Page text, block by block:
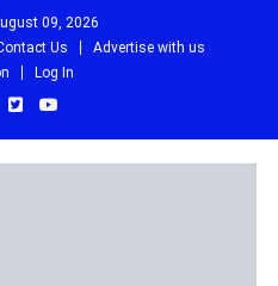
09, 2026
Us
Advertise with us
Log In